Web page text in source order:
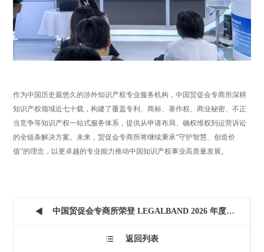
作为中国历史最悠久的涉外知识产权专业服务机构，中国贸促会专商所深耕
知识产权领域近七十载，构建了覆盖专利、商标、著作权、商业秘密、不正
当竞争等知识产权一站式服务体系，提供从申请布局、确权维权到运营诉讼
的全链条解决方案。未来，贸促会专商所将继续秉承“守护智慧、创造价
值”的理念，以更卓越的专业能力推动中国知识产权事业高质量发展。
 中国贸促会专商所荣登 LEGALBAND 2026 年度中国顶级...
 返回列表